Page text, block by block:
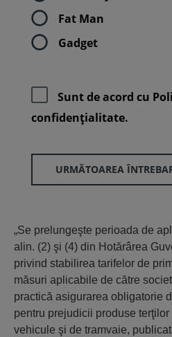
Fat Man
Gadget
Sunt de acord cu
confidenţialitate.
URMĂTOAREA
„Se prelungeşte perioada de
alin. (2) şi (4) din Hotărârea
privind stabilirea tarifelor de
măsuri aplicabile de către
practică asigurarea obligatorie
pentru prejudicii produse
vehicule şi de tramvaie,